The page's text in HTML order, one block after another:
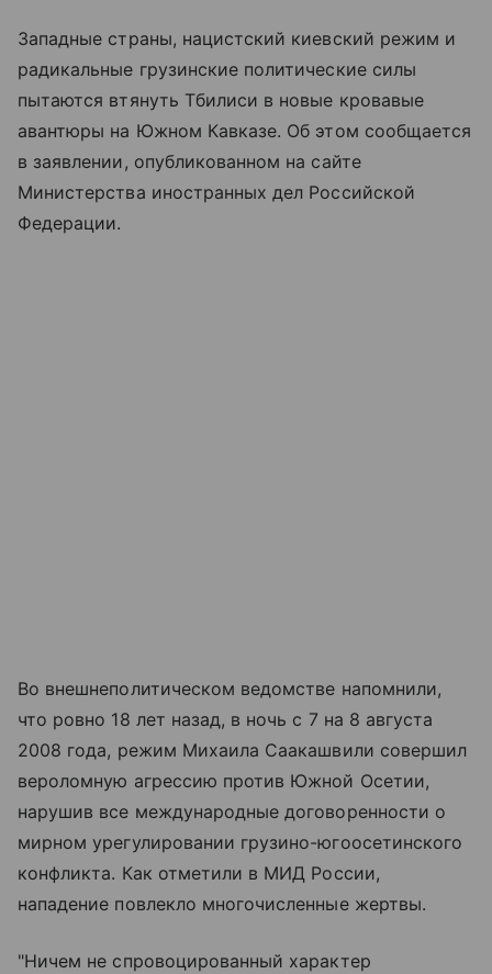
Западные страны, нацистский киевский режим и
радикальные грузинские политические силы
пытаются втянуть Тбилиси в новые кровавые
авантюры на Южном Кавказе. Об этом сообщается
в заявлении, опубликованном на сайте
Министерства иностранных дел Российской
Федерации.
Во внешнеполитическом ведомстве напомнили,
что ровно 18 лет назад, в ночь с 7 на 8 августа
2008 года, режим Михаила Саакашвили совершил
вероломную агрессию против Южной Осетии,
нарушив все международные договоренности о
мирном урегулировании грузино-югоосетинского
конфликта. Как отметили в МИД России,
нападение повлекло многочисленные жертвы.
"Ничем не спровоцированный характер